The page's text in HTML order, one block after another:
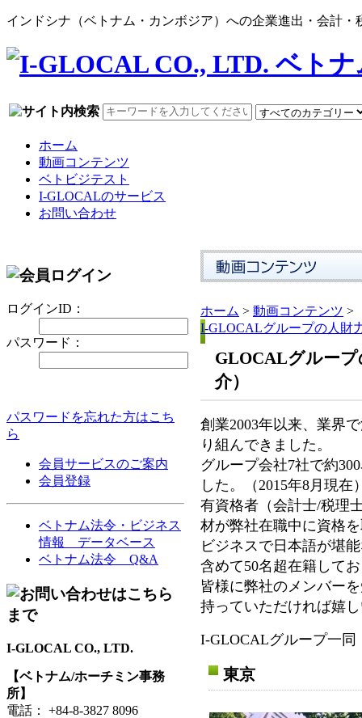
インドシナ（ベトナム・カンボジア）への企業進出・会計
ホーム
動画コンテンツ
ベトビジテスト
I-GLOCALのサービス
お問い合わせ
ログインID：
パスワード：
パスワードを忘れた方はこち
ら
会員サービスのご案内
会員登録
ベトナム法令・ビジネス
情報 データベース
ベトナム法令 Q&A
I-GLOCAL CO., LTD.
【ベトナム/ホーチミン事務
所】
電話： +84-8-3827 8096
ホーム > 動画コンテンツ >
I-GLOCALグループの人財
GLOCALグルー
介）
創業2003年以来、業界
り組んできました。
グループ会社7社で約
した。（2015年8月現在
有資格者（会計士/税理
材が弊社在職中に資格
ビジネスで日本語が堪
含めて50名超在籍して
皆様に弊社のメンバー
持っていただければ嬉
I-GLOCALグループ一同
東京